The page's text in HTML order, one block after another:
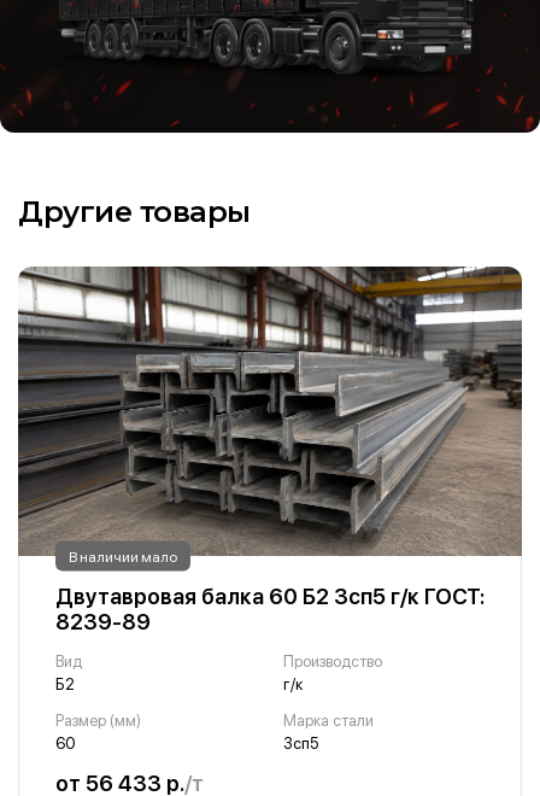
Другие товары
В наличии мало
Двутавровая балка 60 Б2 3сп5 г/к ГОСТ:
8239-89
Вид
Б2
Производство
г/к
Размер (мм)
60
Марка стали
3сп5
от 56 433 р./т